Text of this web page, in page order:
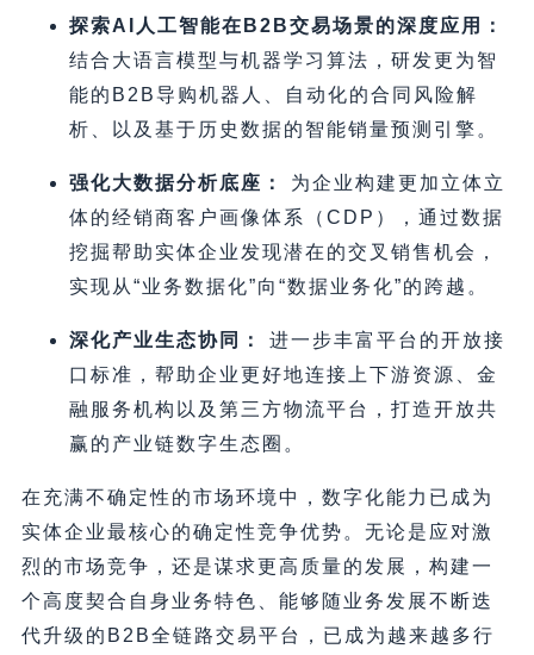
探索AI人工智能在B2B交易场景的深度应用：
结合大语言模型与机器学习算法，研发更为智
能的B2B导购机器人、自动化的合同风险解
析、以及基于历史数据的智能销量预测引擎。
强化大数据分析底座：
为企业构建更加立体立
体的经销商客户画像体系（CDP），通过数据
挖掘帮助实体企业发现潜在的交叉销售机会，
实现从“业务数据化”向“数据业务化”的跨越。
深化产业生态协同：
进一步丰富平台的开放接
口标准，帮助企业更好地连接上下游资源、金
融服务机构以及第三方物流平台，打造开放共
赢的产业链数字生态圈。
在充满不确定性的市场环境中，数字化能力已成为
实体企业最核心的确定性竞争优势。无论是应对激
烈的市场竞争，还是谋求更高质量的发展，构建一
个高度契合自身业务特色、能够随业务发展不断迭
代升级的B2B全链路交易平台，已成为越来越多行